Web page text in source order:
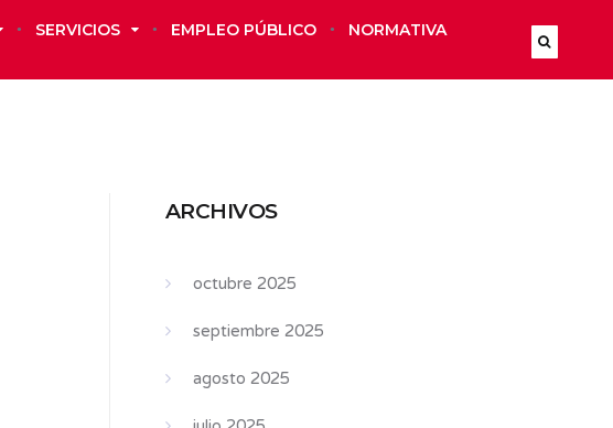
SERVICIOS EMPLEO PÚBLICO
NORMATIVA
ARCHIVOS
octubre 2025
septiembre 2025
agosto 2025